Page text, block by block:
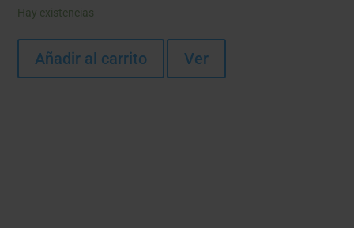
Hay existencias
Añadir al carrito Ver